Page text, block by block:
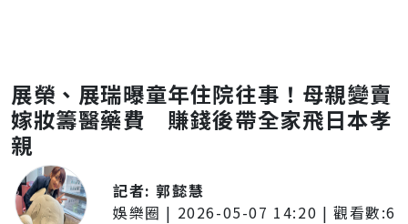
展榮、展瑞曝童年住院往事！母親變賣
嫁妝籌醫藥費 賺錢後帶全家飛日本孝
親
記者:郭懿慧
娛樂圈 | 2026-05-07 14:20 | 觀看數:6